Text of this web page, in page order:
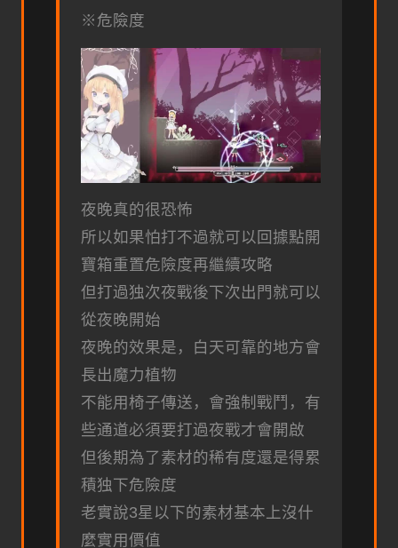
※危險度
夜晚真的很恐怖
所以如果怕打不過就可以回據點開
寶箱重置危險度再繼續攻略
但打過独次夜戰後下次出門就可以
從夜晚開始
夜晚的效果是，白天可靠的地方會
長出魔力植物
不能用椅子傳送，會強制戰鬥，有
些通道必須要打過夜戰才會開啟
但後期為了素材的稀有度還是得累
積独下危險度
老實說3星以下的素材基本上沒什
麼實用價值